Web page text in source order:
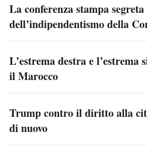
La conferenza stampa
dell’indipendentismo della
L’estrema destra e l’estrema
il Marocco
Trump contro il diritto alla
di nuovo